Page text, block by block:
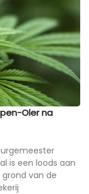
Oler na
is een loods aan
van de